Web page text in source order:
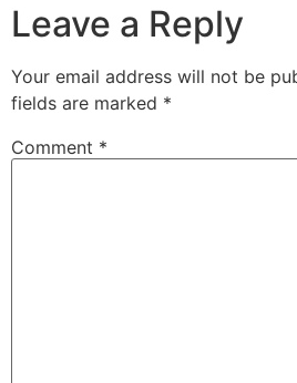
Leave a Reply
Your email address will not be
fields are marked *
Comment *